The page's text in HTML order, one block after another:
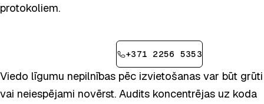
protokoliem.
+371 2256 5353
Viedo līgumu nepilnības pēc izvietošanas var būt grūti
vai neiespējami novērst. Audits koncentrējas uz koda